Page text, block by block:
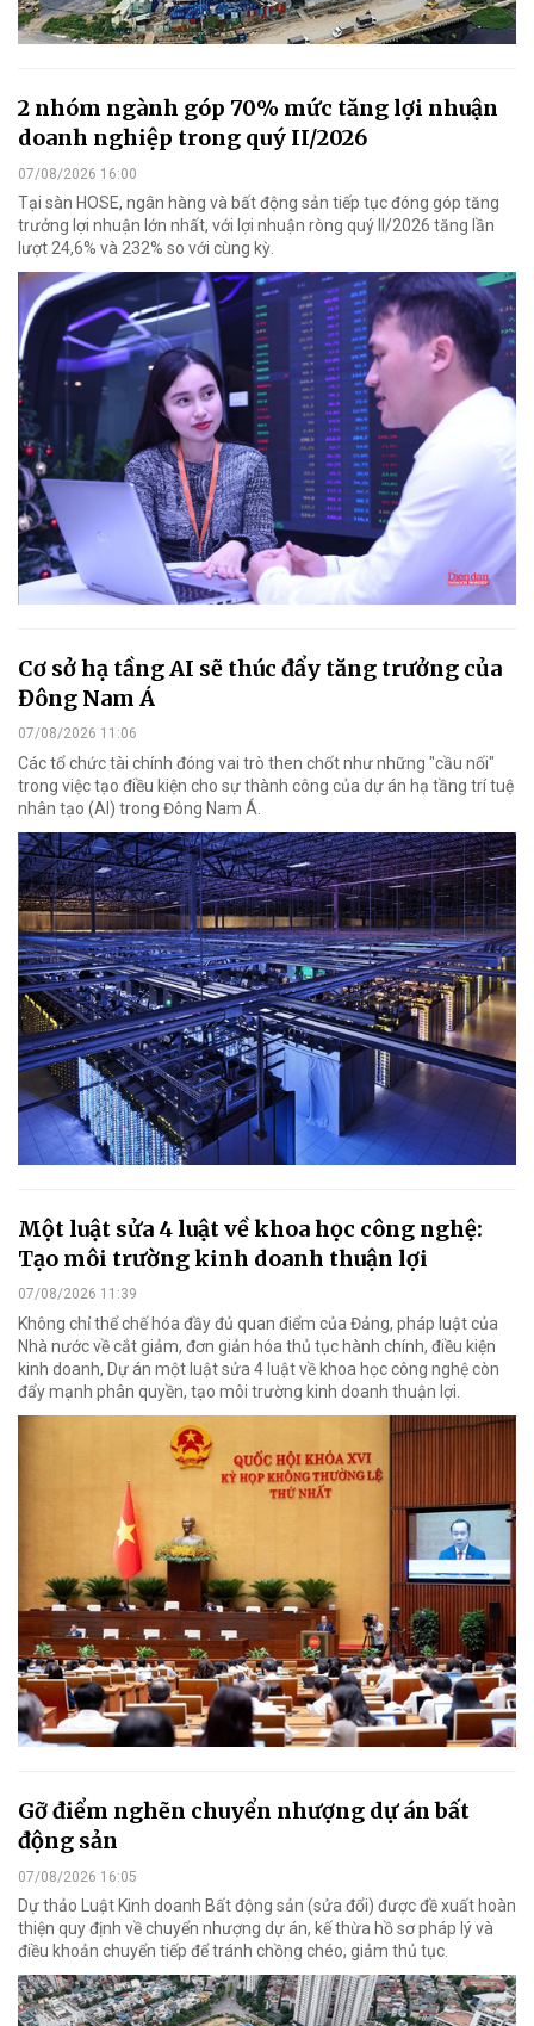
2 nhóm ngành góp 70% mức tăng lợi nhuận
doanh nghiệp trong quý II/2026
07/08/2026 16:00
Tại sàn HOSE, ngân hàng và bất động sản tiếp tục đóng góp tăng
trưởng lợi nhuận lớn nhất, với lợi nhuận ròng quý II/2026 tăng lần
lượt 24,6% và 232% so với cùng kỳ.
Cơ sở hạ tầng AI sẽ thúc đẩy tăng trưởng của
Đông Nam Á
07/08/2026 11:06
Các tổ chức tài chính đóng vai trò then chốt như những "cầu nối"
trong việc tạo điều kiện cho sự thành công của dự án hạ tầng trí tuệ
nhân tạo (AI) trong Đông Nam Á.
Một luật sửa 4 luật về khoa học công nghệ:
Tạo môi trường kinh doanh thuận lợi
07/08/2026 11:39
Không chỉ thể chế hóa đầy đủ quan điểm của Đảng, pháp luật của
Nhà nước về cắt giảm, đơn giản hóa thủ tục hành chính, điều kiện
kinh doanh, Dự án một luật sửa 4 luật về khoa học công nghệ còn
đẩy mạnh phân quyền, tạo môi trường kinh doanh thuận lợi.
Gỡ điểm nghẽn chuyển nhượng dự án bất
động sản
07/08/2026 16:05
Dự thảo Luật Kinh doanh Bất động sản (sửa đổi) được đề xuất hoàn
thiện quy định về chuyển nhượng dự án, kế thừa hồ sơ pháp lý và
điều khoản chuyển tiếp để tránh chồng chéo, giảm thủ tục.